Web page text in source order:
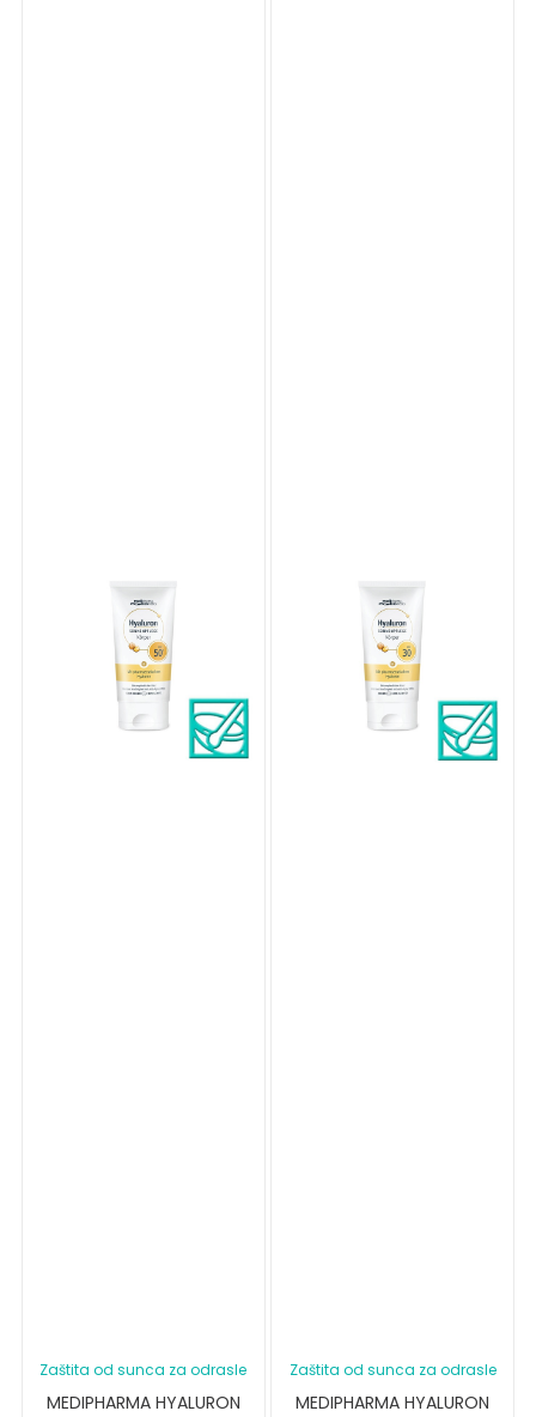
Zaštita od sunca za odrasle
MEDIPHARMA HYALURON
Zaštita od sunca za odrasle
MEDIPHARMA HYALURON